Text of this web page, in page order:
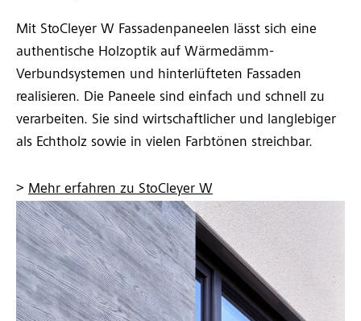
Mit StoCleyer W Fassadenpaneelen lässt sich eine
authentische Holzoptik auf Wärmedämm-
Verbundsystemen und hinterlüfteten Fassaden
realisieren. Die Paneele sind einfach und schnell zu
verarbeiten. Sie sind wirtschaftlicher und langlebiger
als Echtholz sowie in vielen Farbtönen streichbar.
> Mehr erfahren zu StoCleyer W